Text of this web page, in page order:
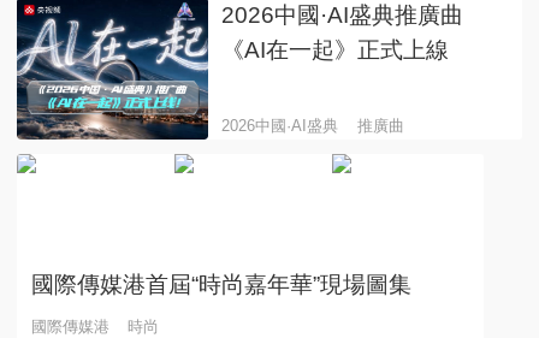
2026中國·AI盛典推廣曲
《AI在一起》正式上線
2026中國·AI盛典 推廣曲
國際傳媒港首屆“時尚嘉年華”現場圖集
國際傳媒港 時尚